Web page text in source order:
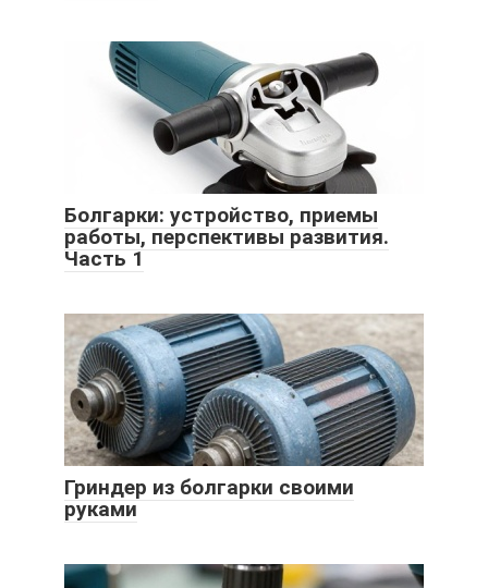
Болгарки: устройство, приемы
работы, перспективы развития.
Часть 1
Гриндер из болгарки своими
руками